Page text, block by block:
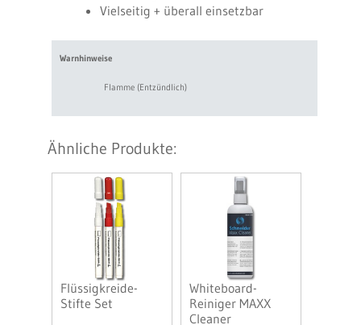
Vielseitig + überall einsetzbar
Warnhinweise
Flamme (Entzündlich)
Ähnliche Produkte:
Flüssigkreide-
Stifte Set
Whiteboard-
Reiniger MAXX
Cleaner